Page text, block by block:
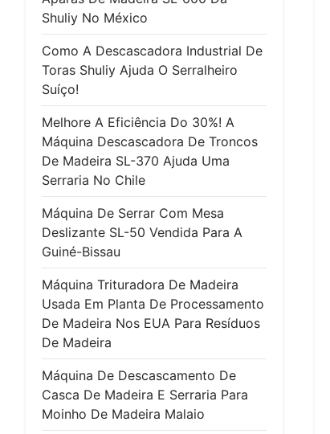
Shuliy No México
Como A Descascadora Industrial De
Toras Shuliy Ajuda O Serralheiro
Suíço!
Melhore A Eficiência Do 30%! A
Máquina Descascadora De Troncos
De Madeira SL-370 Ajuda Uma
Serraria No Chile
Máquina De Serrar Com Mesa
Deslizante SL-50 Vendida Para A
Guiné-Bissau
Máquina Trituradora De Madeira
Usada Em Planta De Processamento
De Madeira Nos EUA Para Resíduos
De Madeira
Máquina De Descascamento De
Casca De Madeira E Serraria Para
Moinho De Madeira Malaio